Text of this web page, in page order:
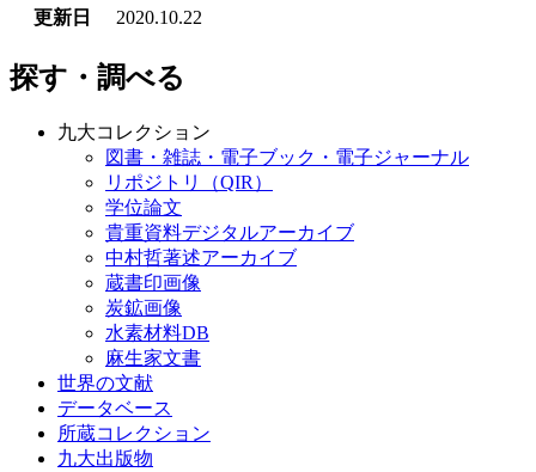
更新日
2020.10.22
探す・調べる
九大コレクション
図書・雑誌・電子ブック・電子ジャーナル
リポジトリ（QIR）
学位論文
貴重資料デジタルアーカイブ
中村哲著述アーカイブ
蔵書印画像
炭鉱画像
水素材料DB
麻生家文書
世界の文献
データベース
所蔵コレクション
九大出版物